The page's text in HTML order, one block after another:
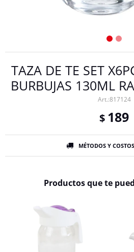
TAZA DE TE SET
BURBUJAS 130ML
817124
$ 189
MÉTODOS Y
Productos que te